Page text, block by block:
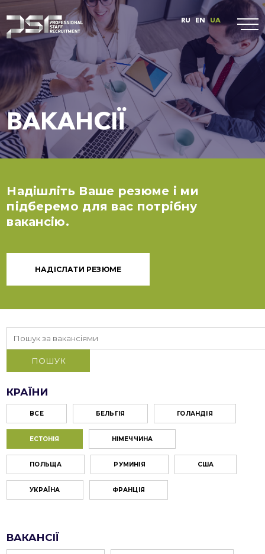
RU EN UA
ВАКАНСІЇ
Надішліть Ваше резюме і ми
підберемо для вас потрібну
вакансію.
НАДІСЛАТИ РЕЗЮМЕ
КРАЇНИ
ВСЕ БЕЛЬГІЯ ГОЛАНДІЯ
ЕСТОНІЯ НІМЕЧЧИНА
ПОЛЬЩА РУМИНІЯ США
УКРАЇНА ФРАНЦІЯ
ВАКАНСІЇ